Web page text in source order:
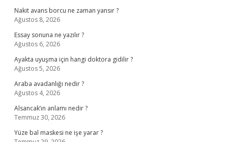
Nakit avans borcu ne zaman yansır ?
Ağustos 8, 2026
Essay sonuna ne yazılır ?
Ağustos 6, 2026
Ayakta uyuşma için hangi doktora gidilir ?
Ağustos 5, 2026
Araba avadanlığı nedir ?
Ağustos 4, 2026
Alsancak’ın anlamı nedir ?
Temmuz 30, 2026
Yüze bal maskesi ne işe yarar ?